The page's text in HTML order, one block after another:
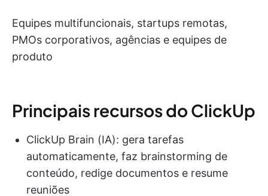
Equipes multifuncionais, startups remotas,
PMOs corporativos, agências e equipes de
produto
Principais recursos do ClickUp
ClickUp Brain (IA): gera tarefas
automaticamente, faz brainstorming de
conteúdo, redige documentos e resume
reuniões